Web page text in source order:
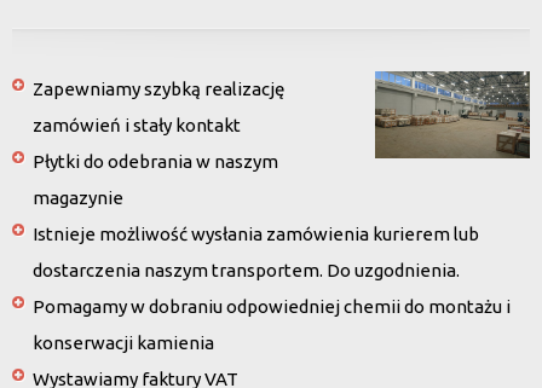
Zapewniamy szybką realizację
zamówień i stały kontakt
Płytki do odebrania w naszym
magazynie
Istnieje możliwość wysłania zamówienia kurierem lub
dostarczenia naszym transportem. Do uzgodnienia.
Pomagamy w dobraniu odpowiedniej chemii do montażu i
konserwacji kamienia
Wystawiamy faktury VAT